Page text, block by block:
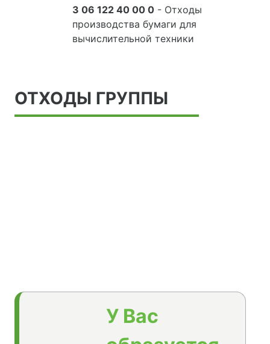
3 06 122 40 00 0 - Отходы
производства бумаги для
вычислительной техники
ОТХОДЫ ГРУППЫ
У Вас